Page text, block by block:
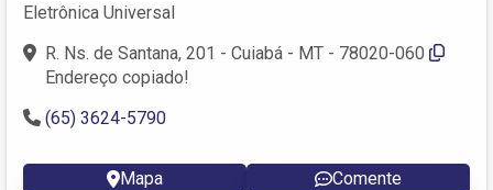
Eletrônica Universal
R. Ns. de Santana, 201 - Cuiabá - MT - 78020-060
Endereço copiado!
(65) 3624-5790
Mapa Comente